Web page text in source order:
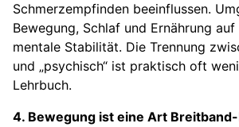
Schmerzempfinden beeinflussen.
Bewegung, Schlaf und Ernährung
mentale Stabilität. Die Trennung
und „psychisch“ ist praktisch oft
Lehrbuch.
4. Bewegung ist eine Art